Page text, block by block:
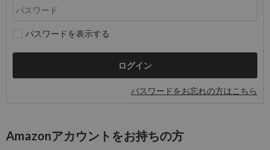
パスワードを表示する
パスワードをお忘れの方はこちら
Amazonアカウントをお持ちの方